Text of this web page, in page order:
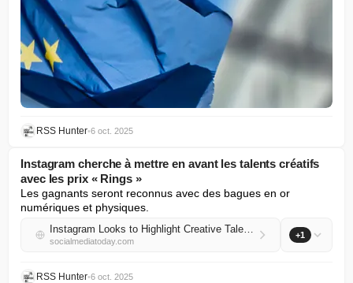
RSS Hunter•6 oct. 2025
Instagram cherche à mettre en avant les talents créatifs
avec les prix « Rings »
Les gagnants seront reconnus avec des bagues en or
numériques et physiques.
Instagram Looks to Highlight Creative Talent with ‘Rings’ Awards
socialmediatoday.com
+1
RSS Hunter•6 oct. 2025